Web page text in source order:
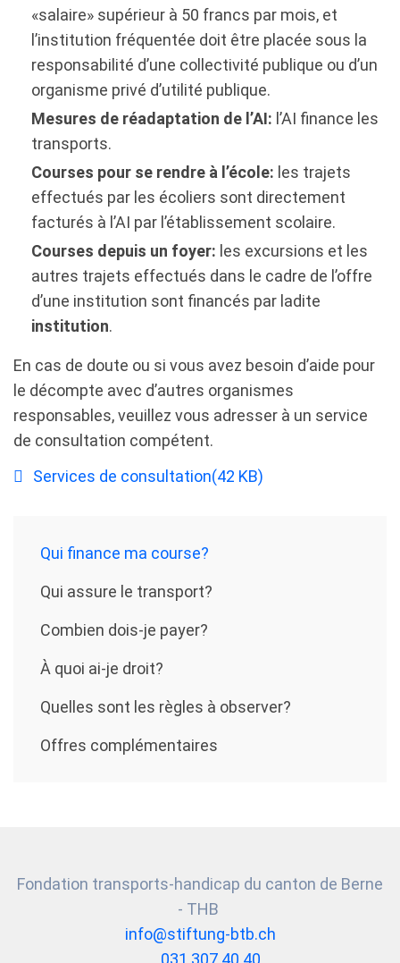
«salaire» supérieur à 50 francs par mois, et
l’institution fréquentée doit être placée sous la
responsabilité d’une collectivité publique ou d’un
organisme privé d’utilité publique.
Mesures de réadaptation de l’AI: l’AI finance les
transports.
Courses pour se rendre à l’école: les trajets
effectués par les écoliers sont directement
facturés à l’AI par l’établissement scolaire.
Courses depuis un foyer: les excursions et les
autres trajets effectués dans le cadre de l’offre
d’une institution sont financés par ladite
institution.
En cas de doute ou si vous avez besoin d’aide pour
le décompte avec d’autres organismes
responsables, veuillez vous adresser à un service
de consultation compétent.
pdf
Services de consultation(42 KB)
Qui finance ma course?
Qui assure le transport?
Combien dois-je payer?
À quoi ai-je droit?
Quelles sont les règles à observer?
Offres complémentaires
Fondation transports-handicap du canton de Berne
- THB
info@stiftung-btb.ch
031 307 40 40